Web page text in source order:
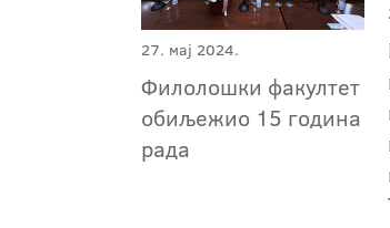
27. мај 2024.
Филолошки факултет
обиљежио 15 година
рада